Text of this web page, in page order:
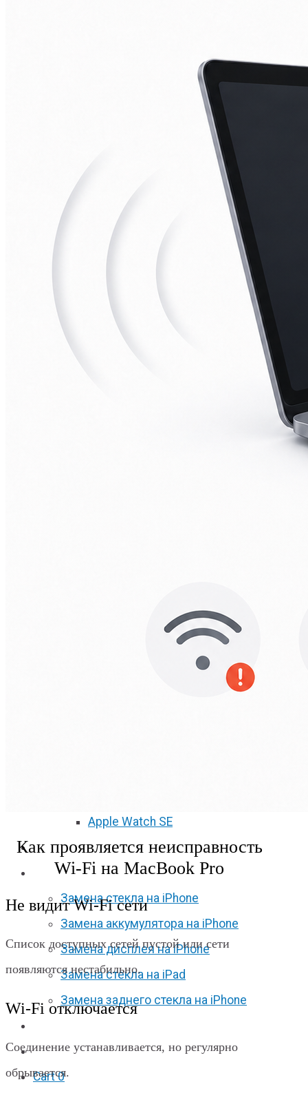
iPad mini 3
iPad mini 4
iPad mini 5
Ремонт Macbook
Macbook 12 (А1534)
MacBook Air
Macbook Pro Retina
Apple Watch SE
Отзывы
Акции
Замена стекла на iPhone
Замена аккумулятора на iPhone
Замена дисплея на iPhone
Замена стекла на iPad
Замена заднего стекла на iPhone
F.A.Q
Cart 0
Как проявляется неисправность
Wi‑Fi на MacBook Pro
Не видит Wi‑Fi сети
Список доступных сетей пустой или сети
появляются нестабильно.
Wi‑Fi отключается
Соединение устанавливается, но регулярно
обрывается.